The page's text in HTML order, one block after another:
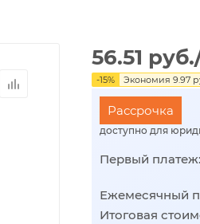
56.51 руб.
-15% Экономия 9.97
Рассрочка
доступно для
Первый платеж:
Ежемесячный
Итоговая